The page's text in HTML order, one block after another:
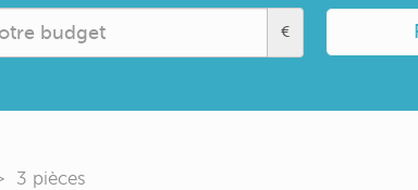
€
3 pièces